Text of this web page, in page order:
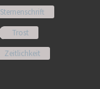
Sternenschrift
Trost
Zeitlichkeit